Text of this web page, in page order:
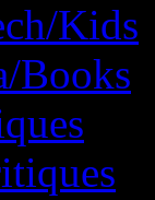
Kids
Books